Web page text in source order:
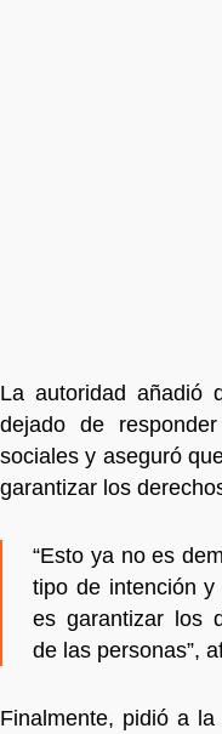
La autoridad añadió
dejado de
sociales y aseguró
garantizar los
“Esto ya no es
tipo de intención
es garantizar los
de las personas”,
Finalmente, pidió a